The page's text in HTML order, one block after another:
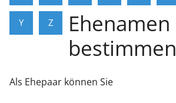
Y Z
Ehenamen
bestimmen
Als Ehepaar können Sie